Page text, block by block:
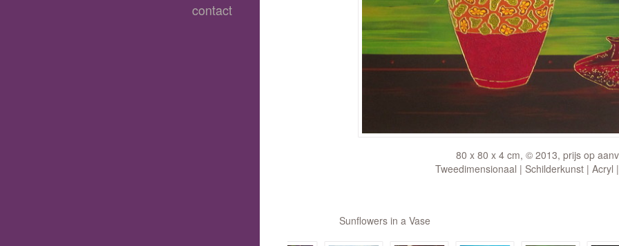
80 x 80 x 4 cm, © 2013, prijs op
Tweedimensionaal | Schilderkunst | Acryl
Sunflowers in a Vase
contact